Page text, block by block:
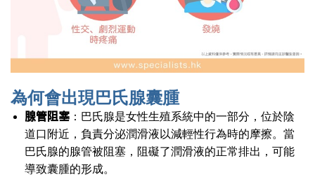
為何會出現巴氏腺囊腫
腺管阻塞 ：巴氏腺是女性生殖系統中的一部分，位於陰
道口附近，負責分泌潤滑液以減輕性行為時的摩擦。當
巴氏腺的腺管被阻塞，阻礙了潤滑液的正常排出，可能
導致囊腫的形成。